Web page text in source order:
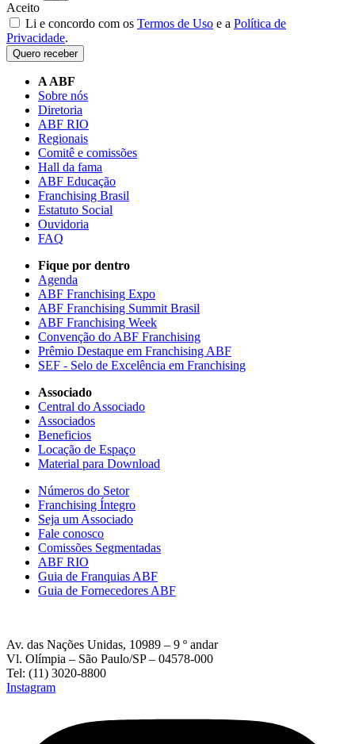
Aceito
Li e concordo com os Termos de Uso e a Política de
Privacidade.
Quero receber
A ABF
Sobre nós
Diretoria
ABF RIO
Regionais
Comitê e comissões
Hall da fama
ABF Educação
Franchising Brasil
Estatuto Social
Ouvidoria
FAQ
Fique por dentro
Agenda
ABF Franchising Expo
ABF Franchising Summit Brasil
ABF Franchising Week
Convenção do ABF Franchising
Prêmio Destaque em Franchising ABF
SEF - Selo de Excelência em Franchising
Associado
Central do Associado
Associados
Beneficios
Locação de Espaço
Material para Download
Números do Setor
Franchising Íntegro
Seja um Associado
Fale conosco
Comissões Segmentadas
ABF RIO
Guia de Franquias ABF
Guia de Fornecedores ABF
Av. das Nações Unidas, 10989 – 9 º andar
Vl. Olímpia – São Paulo/SP – 04578-000
Tel: (11) 3020-8800
Instagram